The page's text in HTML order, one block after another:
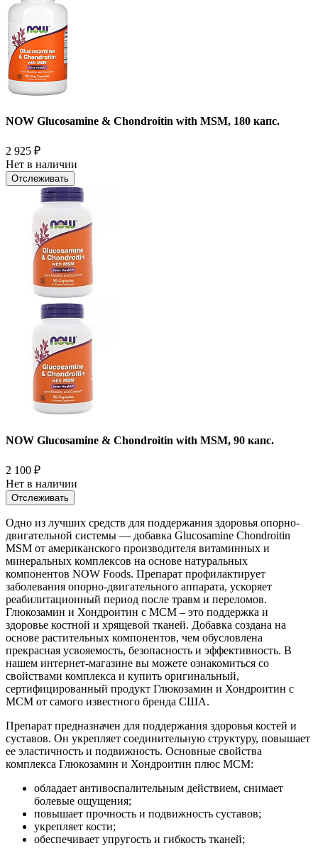
NOW Glucosamine & Chondroitin with MSM, 180 капс.
2 925 ₽
Нет в наличии
Отслеживать
NOW Glucosamine & Chondroitin with MSM, 90 капс.
2 100 ₽
Нет в наличии
Отслеживать
Одно из лучших средств для поддержания здоровья опорно-
двигательной системы — добавка Glucosamine Chondroitin
MSM от американского производителя витаминных и
минеральных комплексов на основе натуральных
компонентов NOW Foods. Препарат профилактирует
заболевания опорно-двигательного аппарата, ускоряет
реабилитационный период после травм и переломов.
Глюкозамин и Хондроитин с МСМ – это поддержка и
здоровье костной и хрящевой тканей. Добавка создана на
основе растительных компонентов, чем обусловлена
прекрасная усвояемость, безопасность и эффективность. В
нашем интернет-магазине вы можете ознакомиться со
свойствами комплекса и купить оригинальный,
сертифицированный продукт Глюкозамин и Хондроитин с
МСМ от самого известного бренда США.
Препарат предназначен для поддержания здоровья костей и
суставов. Он укрепляет соединительную структуру, повышает
ее эластичность и подвижность. Основные свойства
комплекса Глюкозамин и Хондроитин плюс МСМ:
обладает антивоспалительным действием, снимает
болевые ощущения;
повышает прочность и подвижность суставов;
укрепляет кости;
обеспечивает упругость и гибкость тканей;